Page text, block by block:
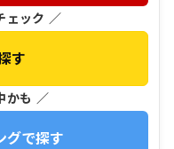
ェック ／
す
かも ／
グで探す